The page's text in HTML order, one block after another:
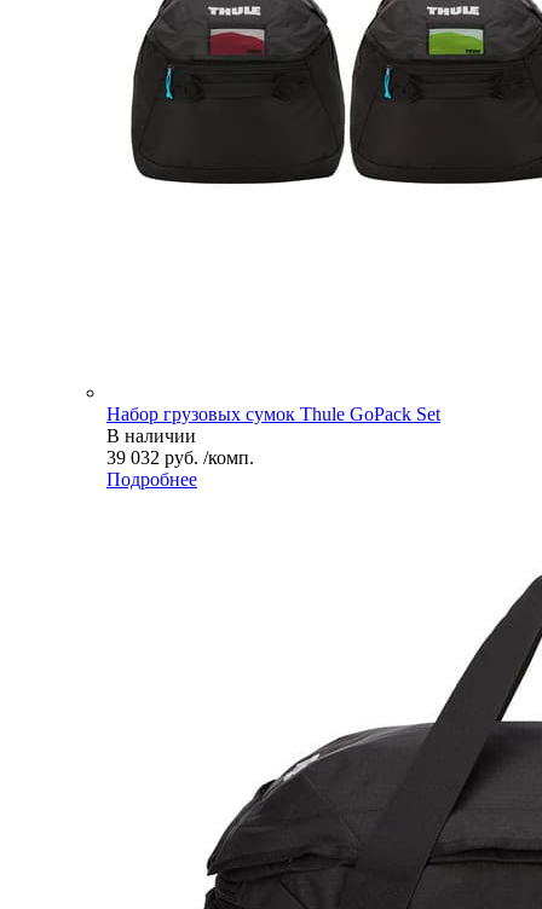
Набор грузовых сумок Thule GoPack Set
В наличии
39 032 руб. /комп.
Подробнее